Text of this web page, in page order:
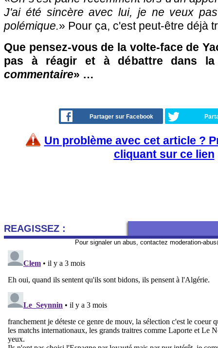
J'ai été sincère avec lui, je ne veux
polémique.» Pour ça, c'est peut-être déjà
Que pensez-vous de la volte-face de
pas à réagir et à débattre dans
commentaire» …
Partager sur Facebook
Un problème avec cet article ?
cliquant sur ce lien
REAGISSEZ :
Pour signaler un abus, contactez moderation-